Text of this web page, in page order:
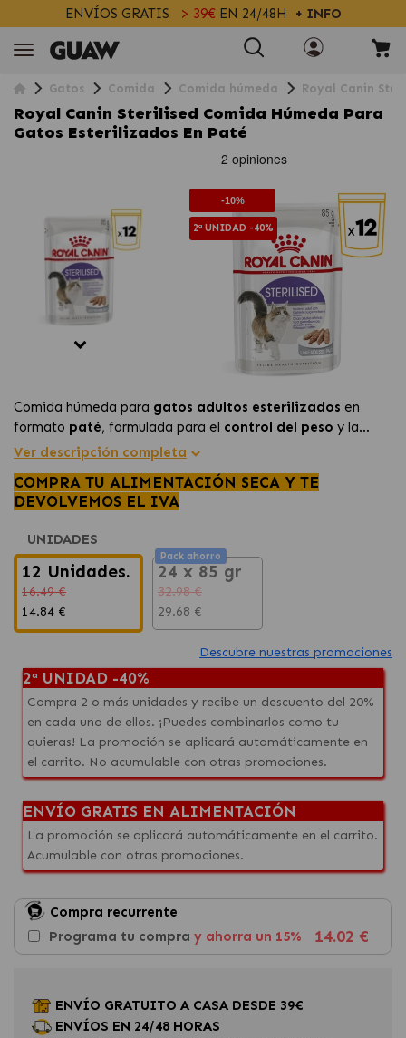
ENVÍOS GRATIS > 39€EN 24/48H + INFO
Gatos Comida Comida húmeda Royal Canin
Royal Canin Sterilised Comida Húmeda Para
Gatos Esterilizados En Paté
-10%
2ª UNIDAD -40%
Comida húmeda para gatos adultos esterilizados en
formato paté, formulada para el control del peso y la
salud urinaria. Con alta palatabilidad y perfil nutricional
Ver descripción completa
COMPRA TU ALIMENTACIÓN SECA Y TE
DEVOLVEMOS EL IVA
UNIDADES
12 Unidades.
16.49 €
14.84 €
Pack ahorro
24 x 85 gr
32.98 €
29.68 €
Descubre nuestras promociones
2ª UNIDAD -40%
Compra 2 o más unidades y recibe un descuento del 20%
en cada uno de ellos. ¡Puedes combinarlos como tu
quieras! La promoción se aplicará automáticamente en
el carrito. No acumulable con otras promociones.
ENVÍO GRATIS EN ALIMENTACIÓN
La promoción se aplicará automáticamente en el carrito.
Acumulable con otras promociones.
Compra recurrente
Programa tu compra y ahorra un 15% 14.02 €
ENVÍO GRATUITO A CASA DESDE 39€
ENVÍOS EN 24/48 HORAS